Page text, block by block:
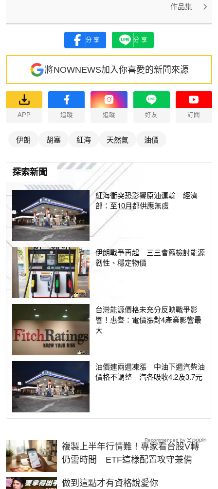
作品集
分享 分享
將NOWNEWS加入你喜愛的新聞來源
APP 追蹤 追蹤 好友 訂閱
伊朗 胡塞 紅海 天然氣 油價
探索新聞
紅海衝突恐影響原油運輸 經濟
部：至10月都供應無虞
伊朗戰爭再起 三三會籲檢討能源
韌性、穩定物價
台灣能源價格未充分反映戰爭影
響！惠譽：電價漲對4產業影響最
大
油價連兩週凍漲 中油下週汽柴油
價格不調整 汽各吸收4.2及3.7元
複製上半年行情難！專家看台股V轉
仍需時間 ETF這樣配置攻守兼備
做到這點才有資格說愛你
PR
Recommended by